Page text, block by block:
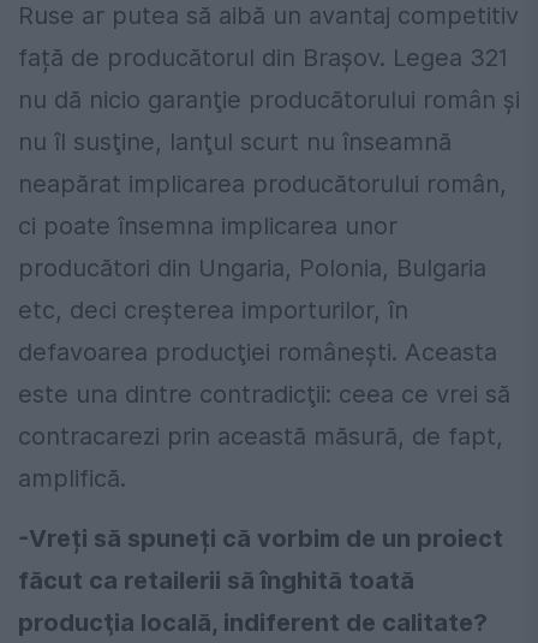
Ruse ar putea să aibă un avantaj competitiv
față de producătorul din Brașov. Legea 321
nu dă nicio garanţie producătorului român şi
nu îl susţine, lanţul scurt nu înseamnă
neapărat implicarea producătorului român,
ci poate însemna implicarea unor
producători din Ungaria, Polonia, Bulgaria
etc, deci creşterea importurilor, în
defavoarea producţiei româneşti. Aceasta
este una dintre contradicţii: ceea ce vrei să
contracarezi prin această măsură, de fapt,
amplifică.
-Vreți să spuneți că vorbim de un proiect
făcut ca retailerii să înghită toată
producţia locală, indiferent de calitate?